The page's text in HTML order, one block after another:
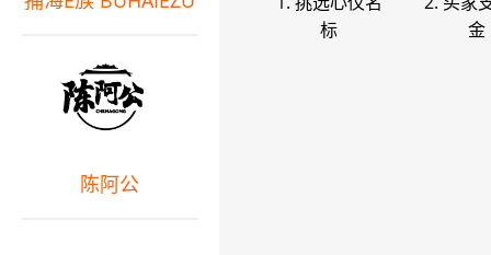
标
金
陈阿公